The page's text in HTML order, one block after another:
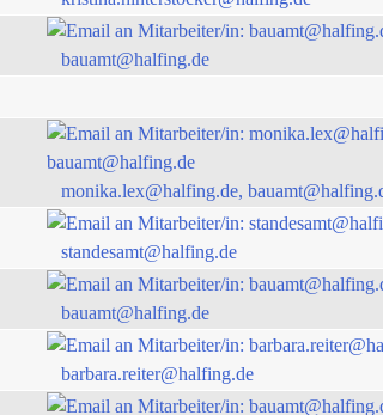
bauamt@halfing.de
monika.lex@halfing.de,
standesamt@halfing.de
bauamt@halfing.de
barbara.reiter@halfing.de